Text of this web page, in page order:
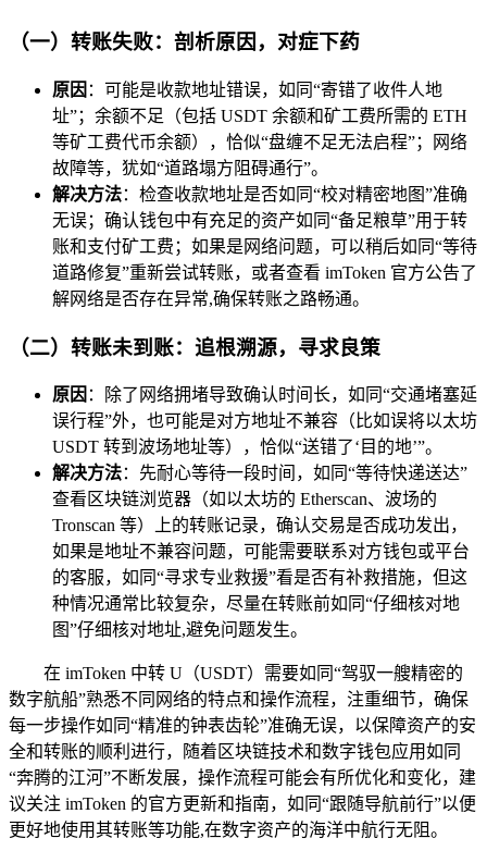
（一）转账失败：剖析原因，对症下药
原因 ：可能是收款地址错误，如同“寄错了收件人地
址”；余额不足（包括 USDT 余额和矿工费所需的 ETH
等矿工费代币余额），恰似“盘缠不足无法启程”；网络
故障等，犹如“道路塌方阻碍通行”。
解决方法：检查收款地址是否如同“校对精密地图”准确
无误；确认钱包中有充足的资产如同“备足粮草”用于转
账和支付矿工费；如果是网络问题，可以稍后如同“等待
道路修复”重新尝试转账，或者查看 imToken 官方公告了
解网络是否存在异常,确保转账之路畅通。
（二）转账未到账：追根溯源，寻求良策
原因 ：除了网络拥堵导致确认时间长，如同“交通堵塞延
误行程”外，也可能是对方地址不兼容（比如误将以太坊
USDT 转到波场地址等），恰似“送错了‘目的地’”。
解决方法：先耐心等待一段时间，如同“等待快递送达”
查看区块链浏览器（如以太坊的 Etherscan、波场的
Tronscan 等）上的转账记录，确认交易是否成功发出，
如果是地址不兼容问题，可能需要联系对方钱包或平台
的客服，如同“寻求专业救援”看是否有补救措施，但这
种情况通常比较复杂，尽量在转账前如同“仔细核对地
图”仔细核对地址,避免问题发生。
在 imToken 中转 U（USDT）需要如同“驾驭一艘精密的
数字航船”熟悉不同网络的特点和操作流程，注重细节，确保
每一步操作如同“精准的钟表齿轮”准确无误，以保障资产的安
全和转账的顺利进行，随着区块链技术和数字钱包应用如同
“奔腾的江河”不断发展，操作流程可能会有所优化和变化，建
议关注 imToken 的官方更新和指南，如同“跟随导航前行”以便
更好地使用其转账等功能,在数字资产的海洋中航行无阻。